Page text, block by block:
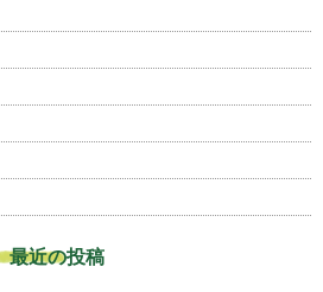
最近の投稿